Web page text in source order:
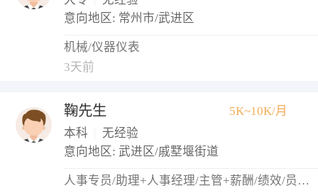
意向地区: 常州市/武进区
机械/仪器仪表
3天前
鞠先生
5K~10K/月
本科
无经验
意向地区: 武进区/戚墅堰街道
人事专员/助理+人事经理/主管+薪酬/绩效/员工关系+培训专员/助理+招聘专员/助理